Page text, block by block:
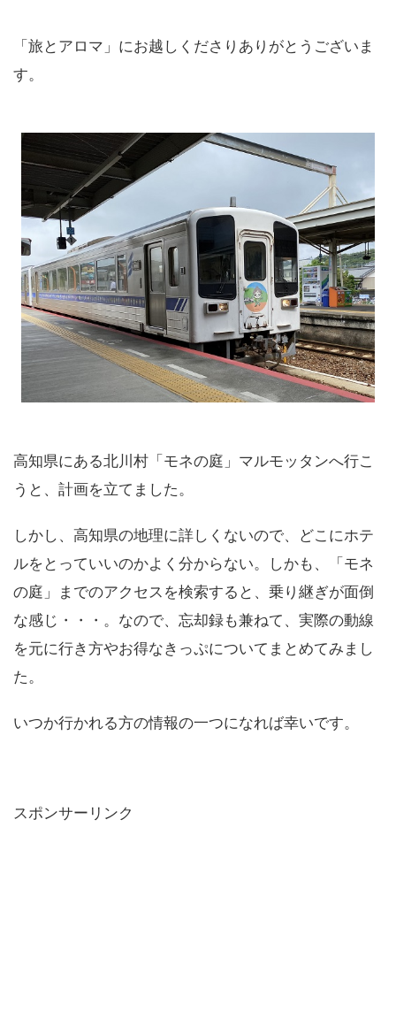
「旅とアロマ」にお越しくださりありがとうございま
す。
高知県にある北川村「モネの庭」マルモッタンへ行こ
うと、計画を立てました。
しかし、高知県の地理に詳しくないので、どこにホテ
ルをとっていいのかよく分からない。しかも、「モネ
の庭」までのアクセスを検索すると、乗り継ぎが面倒
な感じ・・・。なので、忘却録も兼ねて、実際の動線
を元に行き方やお得なきっぷについてまとめてみまし
た。
いつか行かれる方の情報の一つになれば幸いです。
スポンサーリンク